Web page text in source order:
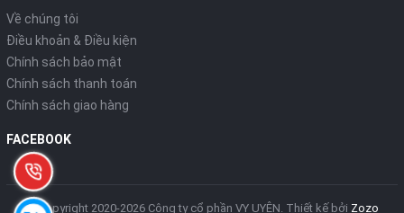
Về chúng tôi
Điều khoản & Điều kiện
Chính sách bảo mật
Chính sách thanh toán
Chính sách giao hàng
FACEBOOK
© Copyright 2020-2026 Công ty cổ phần VY UYÊN. Thiết kế bởi Zozo